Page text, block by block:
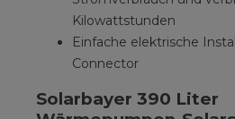
Kilowattstunden
Einfache elektrische
Connector
Solarbayer 390 Liter